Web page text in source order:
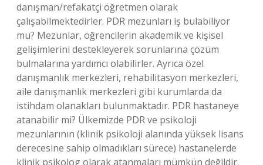
danışman/refakatçi öğretmen olarak
çalışabilmektedirler. PDR mezunları iş bulabiliyor
mu? Mezunlar, öğrencilerin akademik ve kişisel
gelişimlerini destekleyerek sorunlarına çözüm
bulmalarına yardımcı olabilirler. Ayrıca özel
danışmanlık merkezleri, rehabilitasyon merkezleri,
aile danışmanlık merkezleri gibi kurumlarda da
istihdam olanakları bulunmaktadır. PDR hastaneye
atanabilir mi? Ülkemizde PDR ve psikoloji
mezunlarının (klinik psikoloji alanında yüksek lisans
derecesine sahip olmadıkları sürece) hastanelerde
klinik psikolog olarak atanmaları mümkün değildir.